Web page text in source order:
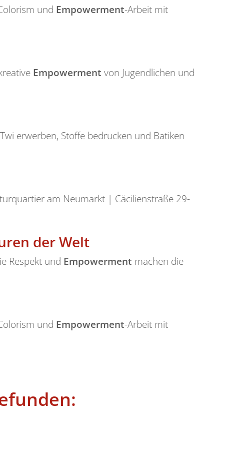
und Empowerment-Arbeit mit
Empowerment von Jugendlichen und
erwerben, Stoffe bedrucken und Batiken
am Neumarkt | Cäcilienstraße 29-
der Welt
Respekt und Empowerment machen die
und Empowerment-Arbeit mit